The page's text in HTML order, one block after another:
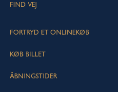
FIND VEJ
FORTRYD ET ONLINEKØB
KØB BILLET
ÅBNINGSTIDER